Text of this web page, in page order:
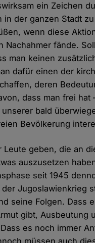
ein Zeichen
in der ganzen Stadt
wenn diese
Nachahmer fände.
man keinen
dafür einen der
deren
dass man frei hat
bald
Bevölkerung
Leute geben, die an
auszusetzen
seit 1945
Jugoslawienkrieg
seine Folgen. Dass
gibt, Ausbeutung
es noch immer